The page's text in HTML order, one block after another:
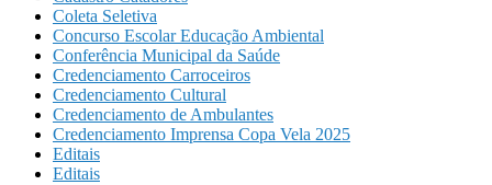
Coleta Seletiva
Concurso Escolar Educação Ambiental
Conferência Municipal da Saúde
Credenciamento Carroceiros
Credenciamento Cultural
Credenciamento de Ambulantes
Credenciamento Imprensa Copa Vela 2025
Editais
Editais